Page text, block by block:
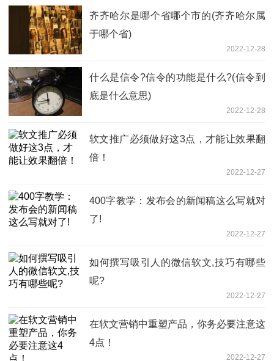
齐齐哈尔是哪个省哪个市的(齐齐哈尔属
于哪个省)
2022-12-28
什么是信令?信令的功能是什么?(信令到
底是什么意思)
2022-12-28
软文推广必须做好这3点，才能让效果翻
倍！
2022-12-27
400字教学：发布会的新闻稿这么写就对
了!
2022-12-27
如何撰写吸引人的微信软文,技巧有哪些
呢?
2022-12-27
在软文营销中重塑产品，你务必要注意这
4点！
2022-12-27